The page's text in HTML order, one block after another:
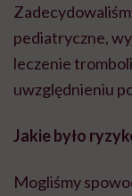
pediatryczne,
leczenie
uwzględnieniu
Jakie było
Mogliśmy